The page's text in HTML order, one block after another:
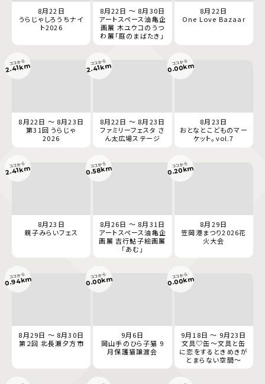
8月22日
うらじゃしろうちナイ
ト2026
8月22日 ～ 8月30日
アートスペース油亀企
画展 木ユウコのうつ
わ展「庭のまばたき」
8月22日
One Love Bazaar
8月22日 ～ 8月23日
第31回 うらじゃ
2026
ココから
2.41km
8月22日 ～ 8月23日
ファミリーフェスタ さ
ん太広場ステージ
ココから
2.41km
8月23日
おとなとこどものマー
ケット。vol.7
ココから
0.00km
8月23日
親子みらいフェス
ココから
2.41km
8月26日 ～ 8月31日
アートスペース油亀企
画展 吉行鮎子絵画展
「あむ」
ココから
0.58km
8月29日
笠岡港まつり2026花
火大会
ココから
0.20km
8月29日 ～ 8月30日
第２回 北長瀬夕方市
ココから
0.94km
9月6日
岡山手のひら子猫 9
月保護猫譲渡会
ココから
0.00km
9月18日 ～ 9月23日
文具♡缶～文具と缶
に恋をするときめきが
とまらない空間～
ココから
0.00km